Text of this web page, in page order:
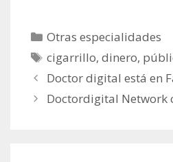
Categorías
Otras especialidades
Etiquetas
cigarrillo,dinero,
Doctor digital está en
Doctordigital Network